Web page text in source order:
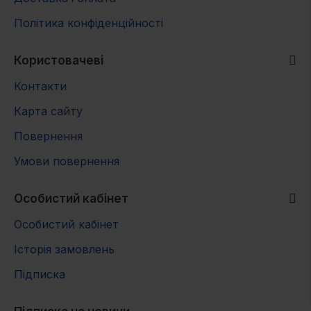
30 310
40
50
60
Політика конфіденційності
Користовачеві
Контакти
Карта сайту
Повернення
Умови повернення
Особистий кабінет
Особистий кабінет
Історія замовлень
Підписка